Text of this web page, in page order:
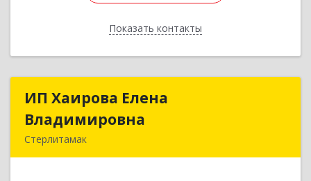
Показать контакты
Назад
ИП Хаирова Елена
Владимировна
Стерлитамак
ИП Хаирова Елена